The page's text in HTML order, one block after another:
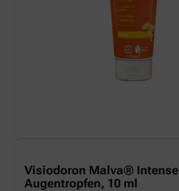
Visiodoron Malva® Intense
Augentropfen, 10 ml